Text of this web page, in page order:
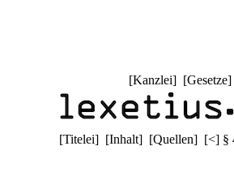
[Kanzlei] [Gesetze]
[Titelei] [Inhalt] [Quellen] [<] §